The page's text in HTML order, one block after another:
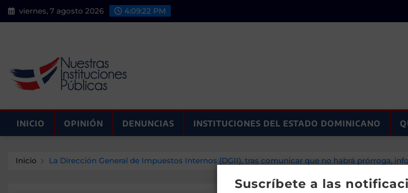
Saltar
al
viernes, 7 agosto 2026 4:09:22 PM
INICIO OPINIÓN DENUNCIAS INSTITUCIONES DEL ESTADO DOMINICANO
Inicio La Dirección General de Impuestos Internos (DGII), tras comunicar que no habrá prórroga,
Suscríbete a las